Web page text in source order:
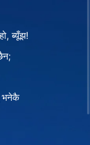
ब्यूँझ!
भनेकै